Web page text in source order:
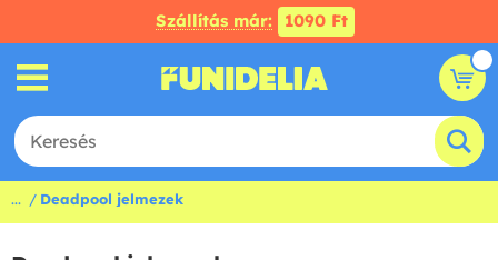
Szállítás már: 1090 Ft
... Deadpool jelmezek